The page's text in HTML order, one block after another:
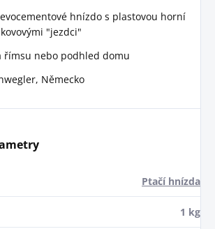
hnízdo s plastovou horní
"jezdci"
římsu nebo podhled domu
Německo
Ptačí hnízda
1 kg